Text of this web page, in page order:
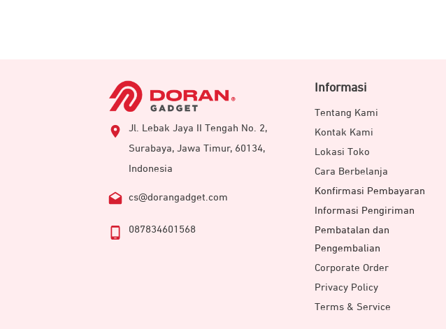
Jl. Lebak Jaya II Tengah No. 2,
Surabaya, Jawa Timur, 60134,
Indonesia
cs@dorangadget.com
087834601568
Informasi
Tentang Kami
Kontak Kami
Lokasi Toko
Cara Berbelanja
Konfirmasi Pembayaran
Informasi Pengiriman
Pembatalan dan
Pengembalian
Corporate Order
Privacy Policy
Terms & Service